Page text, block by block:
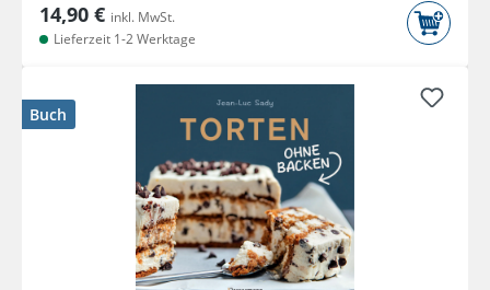
14,90 € inkl. MwSt.
Lieferzeit 1-2 Werktage
Buch